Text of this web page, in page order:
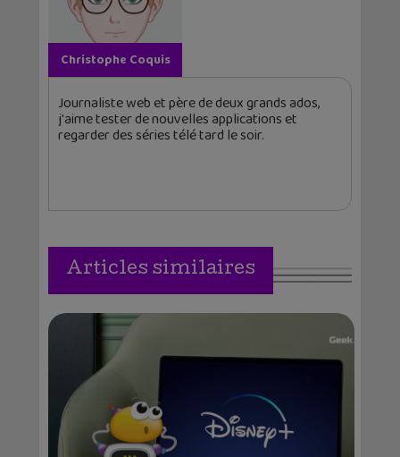
Christophe Coquis
Journaliste web et père de deux grands ados,
j'aime tester de nouvelles applications et
regarder des séries télé tard le soir.
Articles similaires